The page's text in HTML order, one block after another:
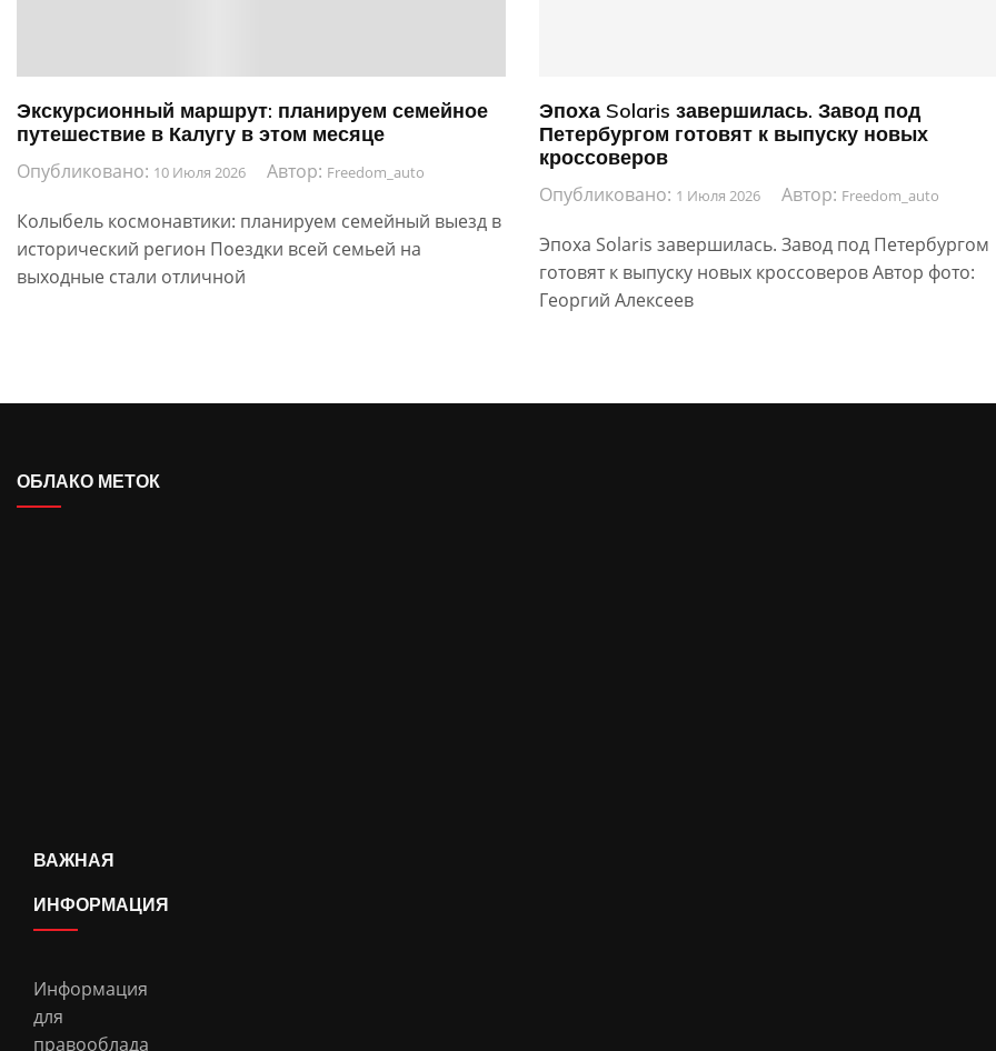
Экскурсионный маршрут: планируем семейное
путешествие в Калугу в этом месяце
Опубликовано: 10 Июля 2026 Автор: Freedom_auto
Колыбель космонавтики: планируем семейный выезд в
исторический регион Поездки всей семьей на
выходные стали отличной
Эпоха Solaris завершилась. Завод под
Петербургом готовят к выпуску новых
кроссоверов
Опубликовано: 1 Июля 2026 Автор: Freedom_auto
Эпоха Solaris завершилась. Завод под Петербургом
готовят к выпуску новых кроссоверов Автор фото:
Георгий Алексеев
ОБЛАКО МЕТОК
ВАЖНАЯ
ИНФОРМАЦИЯ
Информация
для
правооблада